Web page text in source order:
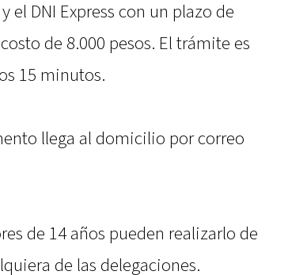
el DNI Express con un plazo de
de 8.000 pesos. El trámite es
15 minutos.
llega al domicilio por correo
de 14 años pueden realizarlo de
de las delegaciones.